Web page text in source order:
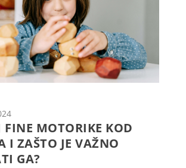
FINE MOTORIKE KOD
I ZAŠTO JE VAŽNO
GA?